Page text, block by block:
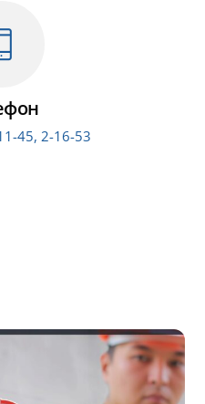
45, 2-16-53